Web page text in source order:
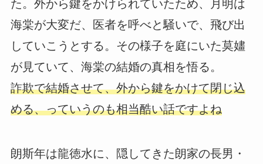
た。外から鍵をかけられていたため、月明は
海棠が大変だ、医者を呼べと騒いで、飛び出
していこうとする。その様子を庭にいた莫嫿
が見ていて、海棠の結婚の真相を悟る。
詐欺で結婚させて、外から鍵をかけて閉じ込
める、っていうのも相当酷い話ですよね
朗斯年は龍徳水に、隠してきた朗家の長男・